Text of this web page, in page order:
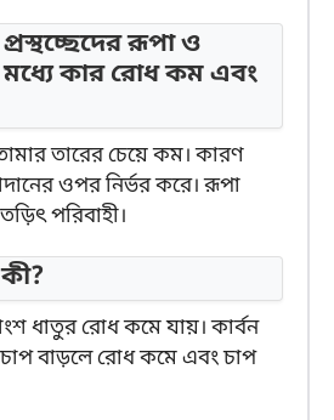
রূপা ও
মধ্যে কার রোধ কম এবং
তারের চেয়ে কম। কারণ
ওপর নির্ভর করে। রূপা
পরিবাহী।
ধাতুর রোধ কমে যায়। কার্বন
বাড়লে রোধ কমে এবং চাপ